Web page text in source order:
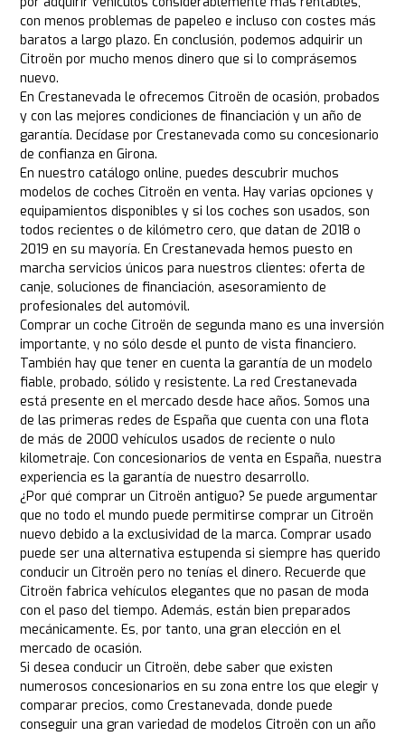
con menos problemas de papeleo e incluso con costes más
baratos a largo plazo. En conclusión, podemos adquirir un
Citroën por mucho menos dinero que si lo comprásemos
nuevo.
En Crestanevada le ofrecemos Citroën de ocasión, probados
y con las mejores condiciones de financiación y un año de
garantía. Decídase por Crestanevada como su concesionario
de confianza en Girona.
En nuestro catálogo online, puedes descubrir muchos
modelos de coches Citroën en venta. Hay varias opciones y
equipamientos disponibles y si los coches son usados, son
todos recientes o de kilómetro cero, que datan de 2018 o
2019 en su mayoría. En Crestanevada hemos puesto en
marcha servicios únicos para nuestros clientes: oferta de
canje, soluciones de financiación, asesoramiento de
profesionales del automóvil.
Comprar un coche Citroën de segunda mano es una inversión
importante, y no sólo desde el punto de vista financiero.
También hay que tener en cuenta la garantía de un modelo
fiable, probado, sólido y resistente. La red Crestanevada
está presente en el mercado desde hace años. Somos una
de las primeras redes de España que cuenta con una flota
de más de 2000 vehículos usados de reciente o nulo
kilometraje. Con concesionarios de venta en España, nuestra
experiencia es la garantía de nuestro desarrollo.
¿Por qué comprar un Citroën antiguo? Se puede argumentar
que no todo el mundo puede permitirse comprar un Citroën
nuevo debido a la exclusividad de la marca. Comprar usado
puede ser una alternativa estupenda si siempre has querido
conducir un Citroën pero no tenías el dinero. Recuerde que
Citroën fabrica vehículos elegantes que no pasan de moda
con el paso del tiempo. Además, están bien preparados
mecánicamente. Es, por tanto, una gran elección en el
mercado de ocasión.
Si desea conducir un Citroën, debe saber que existen
numerosos concesionarios en su zona entre los que elegir y
comparar precios, como Crestanevada, donde puede
conseguir una gran variedad de modelos Citroën con un año